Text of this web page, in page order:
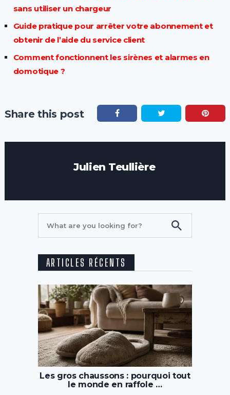
sans utiliser un chargeur
Guide pratique pour arrêter votre abonnement et
obtenir de l’aide du service client
Comment fonctionnent les sirènes et alarmes en
domotique ?
Share this post
Julien Teullière
ARTICLES RÉCENTS
Les gros chaussons : pourquoi tout
le monde en raffole …